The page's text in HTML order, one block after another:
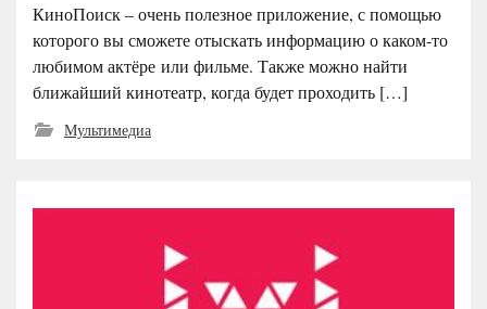
КиноПоиск – очень полезное приложение, с помощью
которого вы сможете отыскать информацию о каком-то
любимом актёре или фильме. Также можно найти
ближайший кинотеатр, когда будет проходить […]
Мультимедиа